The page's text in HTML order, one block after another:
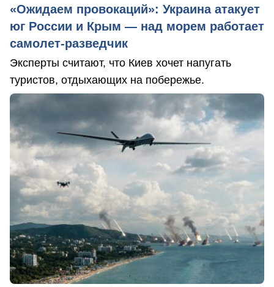
«Ожидаем провокаций»: Украина атакует
юг России и Крым — над морем работает
самолет-разведчик
Эксперты считают, что Киев хочет напугать
туристов, отдыхающих на побережье.